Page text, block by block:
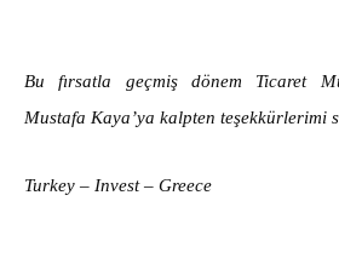
Bu fırsatla geçmiş dönem Ticaret
Mustafa Kaya’ya kalpten teşekkürlerimi
Turkey – Invest – Greece